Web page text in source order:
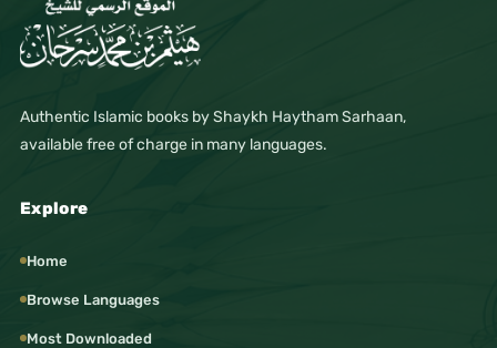
Authentic Islamic books by Shaykh Haytham Sarhaan,
available free of charge in many languages.
Explore
Home
Browse Languages
Most Downloaded